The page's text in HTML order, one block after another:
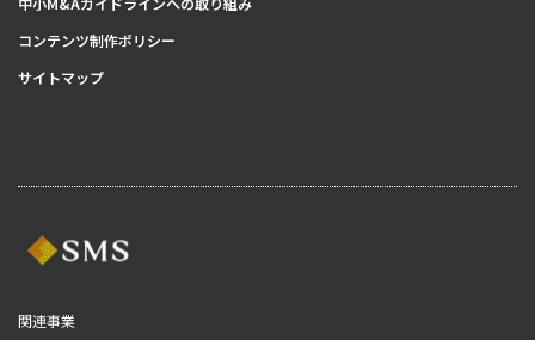
コンテンツ制作ポリシー
サイトマップ
関連事業